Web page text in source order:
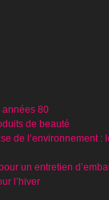
années 80
de beauté
de l’environnement :
un entretien
l’hiver